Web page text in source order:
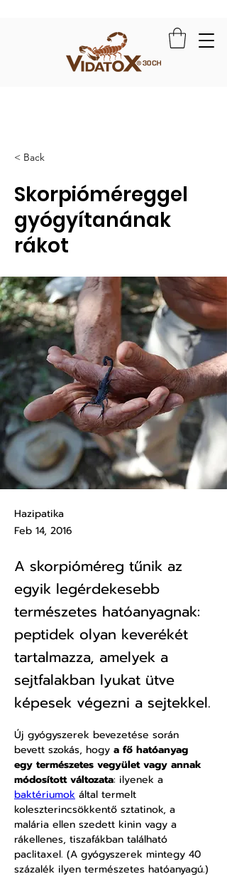
< Back
Skorpióméreggel
gyógyítanának
rákot
Hazipatika
Feb 14, 2016
A skorpióméreg tűnik az
egyik legérdekesebb
természetes hatóanyagnak:
peptidek olyan keverékét
tartalmazza, amelyek a
sejtfalakban lyukat ütve
képesek végezni a sejtekkel.
Új gyógyszerek bevezetése során
bevett szokás, hogy a fő hatóanyag
egy természetes vegyület vagy annak
módosított változata: ilyenek a
baktériumok által termelt
koleszterincsökkentő sztatinok, a
malária ellen szedett kinin vagy a
rákellenes, tiszafákban található
paclitaxel. (A gyógyszerek mintegy 40
százalék ilyen természetes hatóanyagú.)